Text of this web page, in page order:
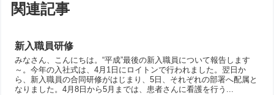
関連記事
新入職員研修
みなさん、こんにちは。“平成”最後の新入職員について報告します
～。今年の入社式は、4月1日にロイトンで行われました。翌日か
ら、新入職員の合同研修がはじまり、5日、それぞれの部署へ配属と
なりました。4月8日から5月までは、患者さんに看護を行う...